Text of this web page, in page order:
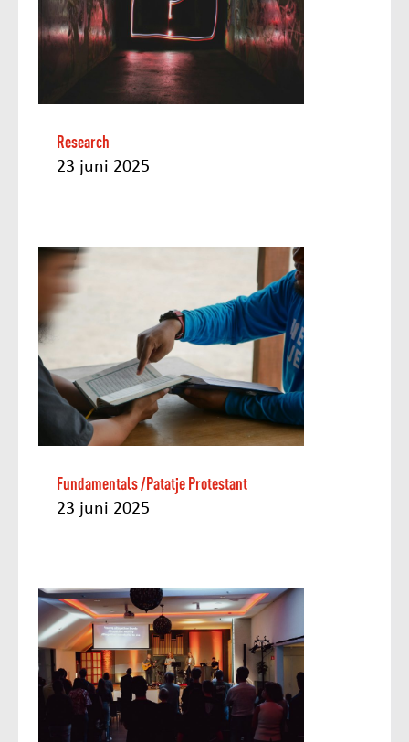
Research
23 juni 2025
Fundamentals /Patatje Protestant
23 juni 2025